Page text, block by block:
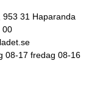
953 31 Haparanda
00
08-17 fredag 08-16